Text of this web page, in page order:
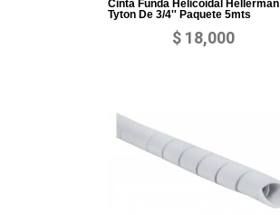
Cinta Funda Helicoidal Hellerman
Tyton De 3/4'' Paquete 5mts
$ 18,000